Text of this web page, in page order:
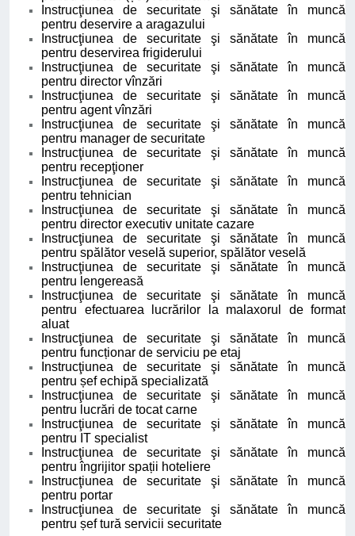
Instrucţiunea de securitate şi sănătate în muncă
pentru deservire a aragazului
Instrucţiunea de securitate şi sănătate în muncă
pentru deservirea frigiderului
Instrucţiunea de securitate şi sănătate în muncă
pentru director vînzări
Instrucţiunea de securitate şi sănătate în muncă
pentru agent vînzări
Instrucţiunea de securitate şi sănătate în muncă
pentru manager de securitate
Instrucţiunea de securitate şi sănătate în muncă
pentru recepţioner
Instrucţiunea de securitate şi sănătate în muncă
pentru tehnician
Instrucţiunea de securitate şi sănătate în muncă
pentru director executiv unitate cazare
Instrucţiunea de securitate şi sănătate în muncă
pentru spălător veselă superior, spălător veselă
Instrucţiunea de securitate şi sănătate în muncă
pentru lengereasă
Instrucţiunea de securitate şi sănătate în muncă
pentru efectuarea lucrărilor la malaxorul de format
aluat
Instrucţiunea de securitate şi sănătate în muncă
pentru funcționar de serviciu pe etaj
Instrucţiunea de securitate şi sănătate în muncă
pentru șef echipă specializată
Instrucţiunea de securitate şi sănătate în muncă
pentru lucrări de tocat carne
Instrucţiunea de securitate şi sănătate în muncă
pentru IT specialist
Instrucţiunea de securitate şi sănătate în muncă
pentru îngrijitor spații hoteliere
Instrucţiunea de securitate şi sănătate în muncă
pentru portar
Instrucţiunea de securitate şi sănătate în muncă
pentru șef tură servicii securitate